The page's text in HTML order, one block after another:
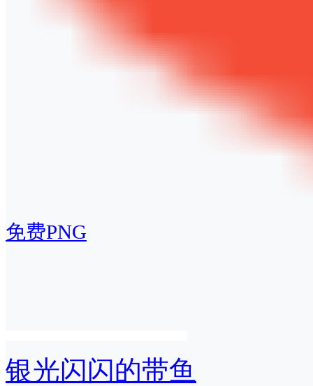
免费PNG
银光闪闪的带鱼